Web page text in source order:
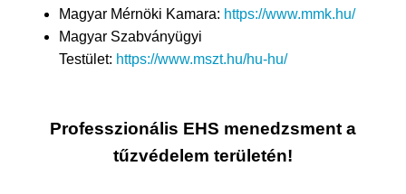
Magyar Mérnöki Kamara: https://www.mmk.hu/
Magyar Szabványügyi
Testület: https://www.mszt.hu/hu-hu/
Professzionális EHS menedzsment a
tűzvédelem területén!